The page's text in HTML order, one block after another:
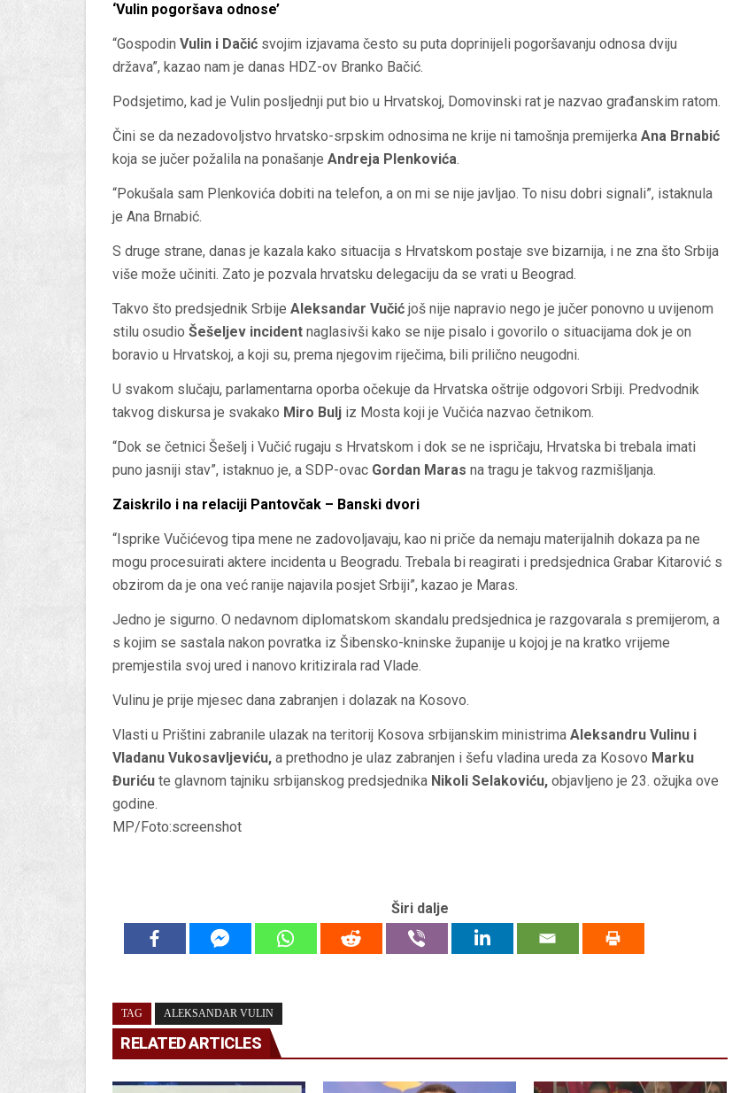
‘Vulin pogoršava odnose’
“Gospodin Vulin i Dačić svojim izjavama često su puta doprinijeli pogoršavanju odnosa dviju
država”, kazao nam je danas HDZ-ov Branko Bačić.
Podsjetimo, kad je Vulin posljednji put bio u Hrvatskoj, Domovinski rat je nazvao građanskim ratom.
Čini se da nezadovoljstvo hrvatsko-srpskim odnosima ne krije ni tamošnja premijerka Ana Brnabić
koja se jučer požalila na ponašanje Andreja Plenkovića.
“Pokušala sam Plenkovića dobiti na telefon, a on mi se nije javljao. To nisu dobri signali”, istaknula
je Ana Brnabić.
S druge strane, danas je kazala kako situacija s Hrvatskom postaje sve bizarnija, i ne zna što Srbija
više može učiniti. Zato je pozvala hrvatsku delegaciju da se vrati u Beograd.
Takvo što predsjednik Srbije Aleksandar Vučić još nije napravio nego je jučer ponovno u uvijenom
stilu osudio Šešeljev incident naglasivši kako se nije pisalo i govorilo o situacijama dok je on
boravio u Hrvatskoj, a koji su, prema njegovim riječima, bili prilično neugodni.
U svakom slučaju, parlamentarna oporba očekuje da Hrvatska oštrije odgovori Srbiji. Predvodnik
takvog diskursa je svakako Miro Bulj iz Mosta koji je Vučića nazvao četnikom.
“Dok se četnici Šešelj i Vučić rugaju s Hrvatskom i dok se ne ispričaju, Hrvatska bi trebala imati
puno jasniji stav”, istaknuo je, a SDP-ovac Gordan Maras na tragu je takvog razmišljanja.
Zaiskrilo i na relaciji Pantovčak – Banski dvori
“Isprike Vučićevog tipa mene ne zadovoljavaju, kao ni priče da nemaju materijalnih dokaza pa ne
mogu procesuirati aktere incidenta u Beogradu. Trebala bi reagirati i predsjednica Grabar Kitarović s
obzirom da je ona već ranije najavila posjet Srbiji”, kazao je Maras.
Jedno je sigurno. O nedavnom diplomatskom skandalu predsjednica je razgovarala s premijerom, a
s kojim se sastala nakon povratka iz Šibensko-kninske županije u kojoj je na kratko vrijeme
premjestila svoj ured i nanovo kritizirala rad Vlade.
Vulinu je prije mjesec dana zabranjen i dolazak na Kosovo.
Vlasti u Prištini zabranile ulazak na teritorij Kosova srbijanskim ministrima Aleksandru Vulinu i
Vladanu Vukosavljeviću, a prethodno je ulaz zabranjen i šefu vladina ureda za Kosovo Marku
Đuriću te glavnom tajniku srbijanskog predsjednika Nikoli Selakoviću, objavljeno je 23. ožujka ove
godine.
MP/Foto:screenshot
Širi dalje
TAG ALEKSANDAR VULIN
RELATED ARTICLES